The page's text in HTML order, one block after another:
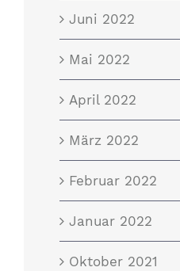
Juni 2022
Mai 2022
April 2022
März 2022
Februar 2022
Januar 2022
Oktober 2021